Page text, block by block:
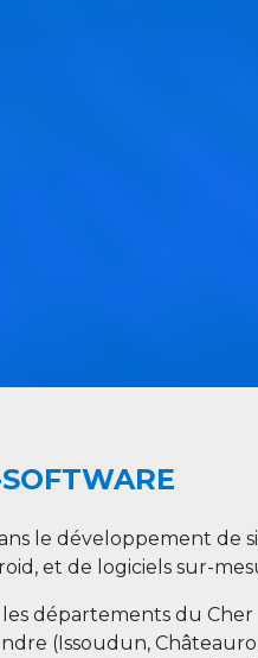
le développement de
et de logiciels sur-
départements du Cher
(Issoudun,